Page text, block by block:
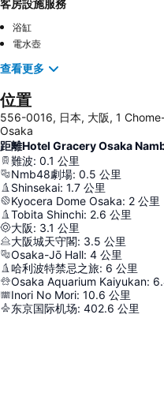
客房設施服務
浴缸
電水壺
查看更多
位置
556-0016, 日本, 大阪, 1
Osaka
距離Hotel Gracery Osaka
難波: 0.1 公里
Nmb48劇場: 0.5 公里
Shinsekai: 1.7 公里
Kyocera Dome Osaka: 2 公里
Tobita Shinchi: 2.6 公里
大阪: 3.1 公里
大阪城天守閣: 3.5 公里
Osaka-Jō Hall: 4 公里
哈利波特禁忌之旅: 6 公里
Osaka Aquarium Kaiyukan:
Inori No Mori: 10.6 公里
东京国际机场: 402.6 公里